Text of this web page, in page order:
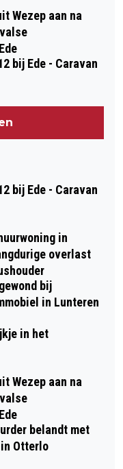
Wezep aan na
bij Ede - Caravan
bij Ede - Caravan
in
overlast
bij
in Lunteren
in het
Wezep aan na
belandt met
Otterlo